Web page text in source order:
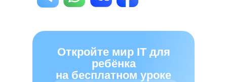
Откройте мир IT для
ребёнка
на бесплатном уроке